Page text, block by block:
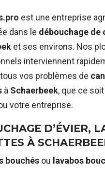
est une entreprise
dans le débouchage de
et ses environs. Nos
interviennent
vos problèmes de
à Schaerbeek, que ce
votre entreprise.
D’ÉVIER,
À
bouchés ou lavabos